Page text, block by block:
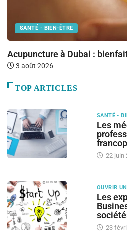
SANTÉ - BIEN-ÊTRE
Acupuncture à Dubai :
3 août 2026
TOP ARTICLES
SANTÉ -
Les
22 juin
OUVRIR
Les
23